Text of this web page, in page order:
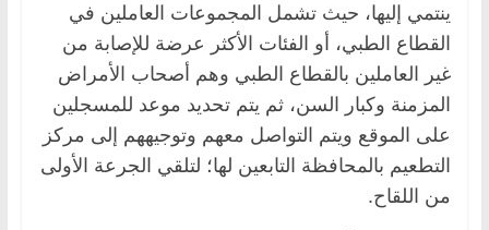
ينتمي إليها، حيث تشمل المجموعات العاملين في
القطاع الطبي، أو الفئات الأكثر عرضة للإصابة من
غير العاملين بالقطاع الطبي وهم أصحاب الأمراض
المزمنة وكبار السن، ثم يتم تحديد موعد للمسجلين
على الموقع ويتم التواصل معهم وتوجيههم إلى مركز
التطعيم بالمحافظة التابعين لها؛ لتلقي الجرعة الأولى
من اللقاح.